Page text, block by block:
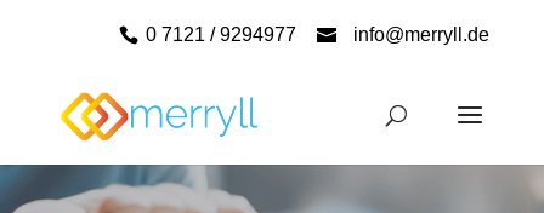
0 7121 / 9294977 info@merryll.de